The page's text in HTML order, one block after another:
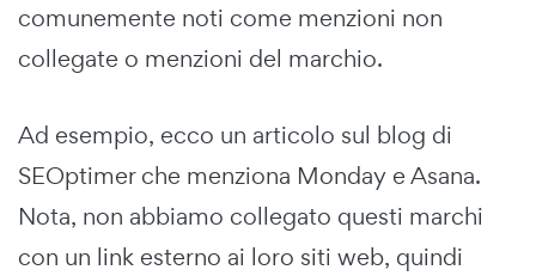
comunemente noti come menzioni non
collegate o menzioni del marchio.
Ad esempio, ecco un articolo sul blog di
SEOptimer che menziona Monday e Asana.
Nota, non abbiamo collegato questi marchi
con un link esterno ai loro siti web, quindi